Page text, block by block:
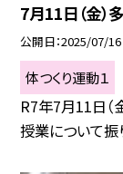
7月11日（金）
公開日 2025/07/16
体つくり運動１
R7年7月11日
授業について振